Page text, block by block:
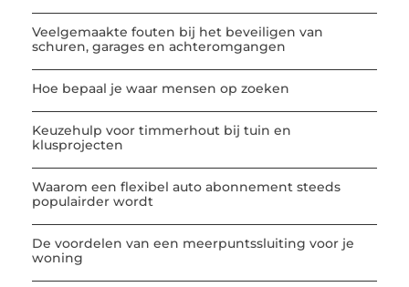
Veelgemaakte fouten bij het beveiligen van
schuren, garages en achteromgangen
Hoe bepaal je waar mensen op zoeken
Keuzehulp voor timmerhout bij tuin en
klusprojecten
Waarom een flexibel auto abonnement steeds
populairder wordt
De voordelen van een meerpuntssluiting voor je
woning